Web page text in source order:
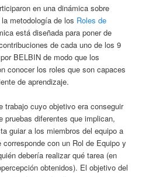
en una dinámica sobre
metodología de los Roles de
está diseñada para poner de
de cada uno de los 9
BELBIN de modo que los
conocer los roles que son capaces
de aprendizaje.
trabajo cuyo objetivo era conseguir
pruebas diferentes que implican,
guiar a los miembros del equipo a
con un Rol de Equipo y
debería realizar qué tarea (en
obtenidos). El objetivo del